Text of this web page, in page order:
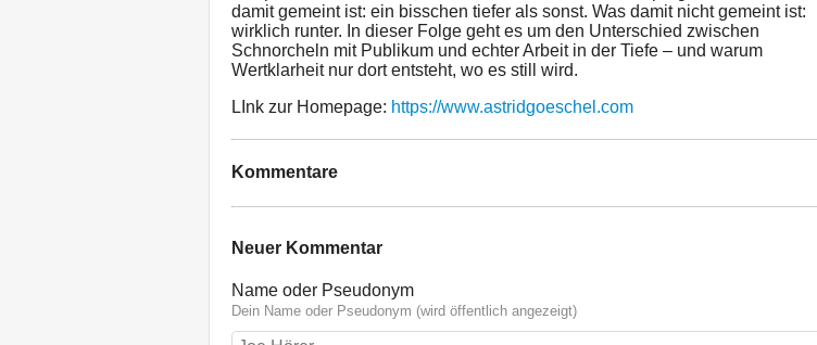
damit gemeint ist: ein bisschen tiefer als sonst. Was damit nicht gemeint ist:
wirklich runter. In dieser Folge geht es um den Unterschied zwischen
Schnorcheln mit Publikum und echter Arbeit in der Tiefe – und warum
Wertklarheit nur dort entsteht, wo es still wird.
LInk zur Homepage: https://www.astridgoeschel.com
Kommentare
Neuer Kommentar
Name oder Pseudonym
Dein Name oder Pseudonym (wird öffentlich angezeigt)